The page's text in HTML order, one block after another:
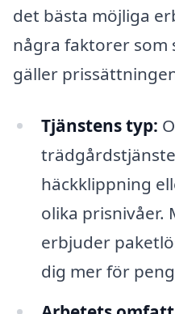
det bästa möjliga
några faktorer som
gäller
Tjänstens typ:
häckklippning
olika prisnivåer.
erbjuder
dig mer för